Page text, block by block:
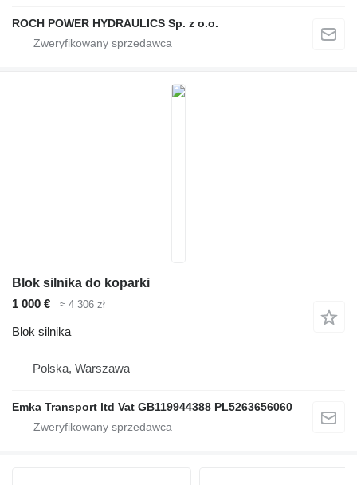
ROCH POWER HYDRAULICS Sp. z o.o.
Blok silnika do koparki
1 000 €
≈ 4 306 zł
Blok silnika
Polska, Warszawa
Emka Transport ltd Vat GB119944388 PL5263656060